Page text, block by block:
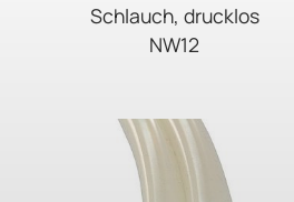
Schlauch, drucklos
NW12